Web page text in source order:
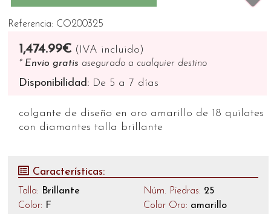
Referencia: CO200325
1,474.99€ (IVA incluido)
* Envio gratis asegurado a cualquier destino
Disponibilidad: De 5 a 7 días
colgante de diseño en oro amarillo de 18 quilates
con diamantes talla brillante
Características:
Talla: Brillante
Color: F
Núm. Piedras: 25
Color Oro: amarillo